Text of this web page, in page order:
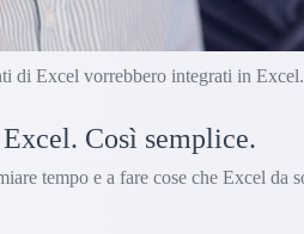
di Excel vorrebbero integrati in Excel.
Così semplice.
tempo e a fare cose che Excel da